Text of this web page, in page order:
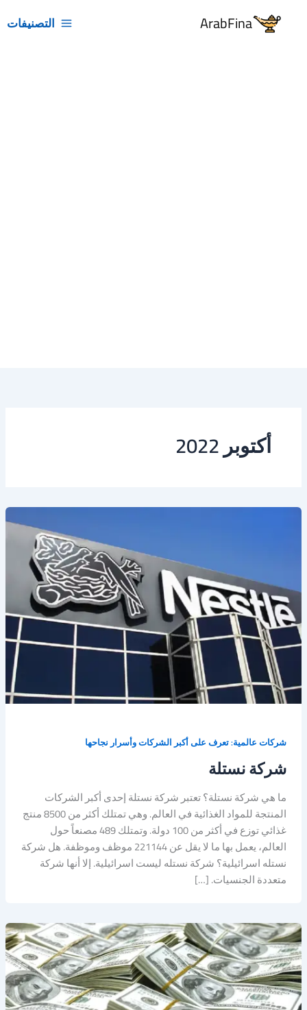
ArabFina التصنيفات
أكتوبر 2022
شركات عالمية: تعرف على أكبر الشركات وأسرار نجاحها
شركة نستلة
ما هي شركة نستلة؟ تعتبر شركة نستلة إحدى أكبر الشركات
المنتجة للمواد الغذائية في العالم. وهي تمتلك أكثر من 8500 منتج
غذائي توزع في أكثر من 100 دولة. وتمتلك 489 مصنعاً حول
العالم، يعمل بها ما لا يقل عن 221144 موظف وموظفة. هل شركة
نستله اسرائيلية؟ شركة نستله ليست اسرائيلية. إلا أنها شركة
متعددة الجنسيات. […]